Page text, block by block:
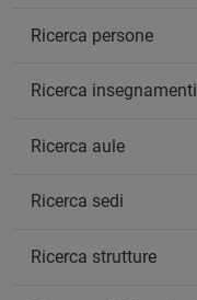
Ricerca persone
Ricerca insegnamenti
Ricerca aule
Ricerca sedi
Ricerca strutture